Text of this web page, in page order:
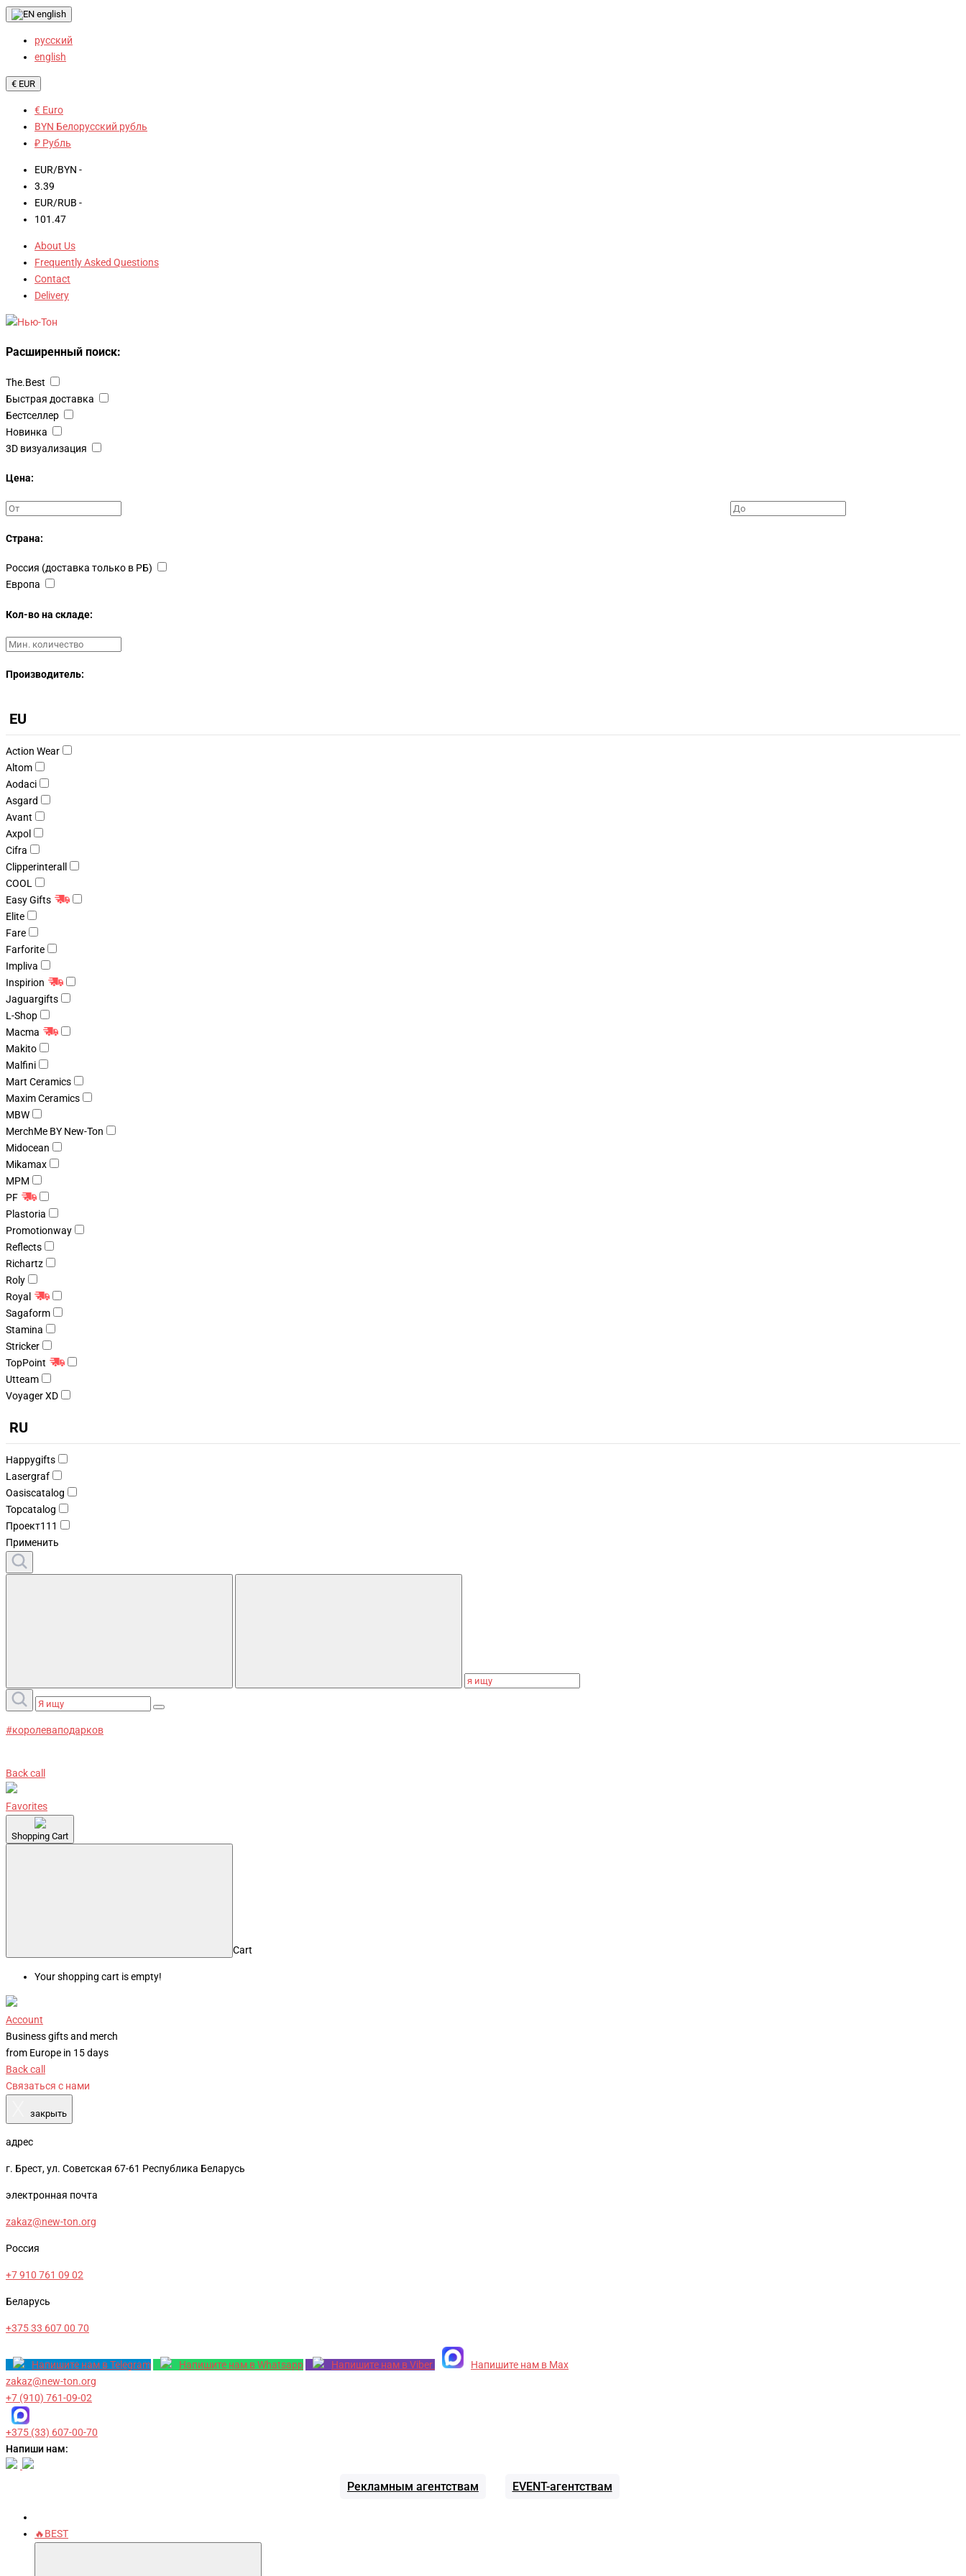
english
русский
english
€ EUR
€ Euro
BYN Белорусский рубль
₽ Рубль
EUR/BYN -
3.39
EUR/RUB -
101.47
About Us
Frequently Asked Questions
Contact
Delivery
Расширенный поиск:
The.Best
Быстрая доставка
Бестселлер
Новинка
3D визуализация
Цена:
Страна:
Россия (доставка только в РБ)
Европа
Кол-во на складе:
Производитель:
EU
Action Wear
Altom
Aodaci
Asgard
Avant
Axpol
Cifra
Clipperinterall
COOL
Easy Gifts
Elite
Fare
Farforite
Impliva
Inspirion
Jaguargifts
L-Shop
Macma
Makito
Malfini
Mart Ceramics
Maxim Ceramics
MBW
MerchMe BY New-Ton
Midocean
Mikamax
MPM
PF
Plastoria
Promotionway
Reflects
Richartz
Roly
Royal
Sagaform
Stamina
Stricker
TopPoint
Utteam
Voyager XD
RU
Happygifts
Lasergraf
Oasiscatalog
Topcatalog
Проект111
Применить
#королеваподарков
Back call
Favorites
Shopping Cart
Cart
Your shopping cart is empty!
Account
Business gifts and merch
from Europe in 15 days
Back call
Связаться с нами
закрыть
адрес
г. Брест, ул. Советская 67-61 Республика Беларусь
электронная почта
zakaz@new-ton.org
Россия
+7 910 761 09 02
Беларусь
+375 33 607 00 70
Напишите нам в Telegram Напишите нам в Whatsapp Напишите нам в Viber
Напишите нам в Max
zakaz@new-ton.org
+7 (910) 761-09-02
+375 (33) 607-00-70
Напиши нам:
Рекламным агентствам EVENT-агентствам
🔥BEST